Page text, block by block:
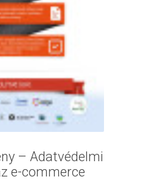
– Adatvédelmi
e-commerce